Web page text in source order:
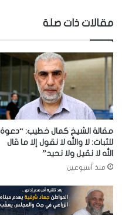
مقالات ذات صلة
مقالة الشيخ كمال خطيب: “دعوة
للثبات: لا والله لا نقول إلا ما قال
الله لا نقيل ولا نحيد”
منذ أسبوعين